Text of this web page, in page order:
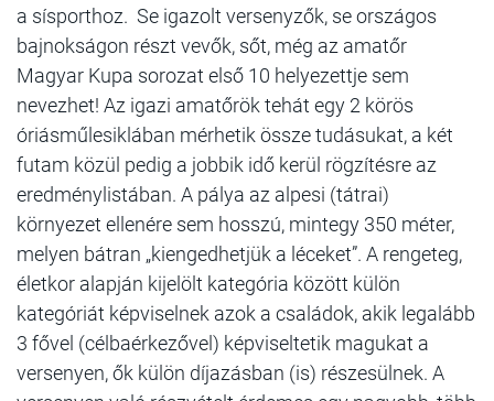
a sísporthoz. Se igazolt versenyzők, se országos
bajnokságon részt vevők, sőt, még az amatőr
Magyar Kupa sorozat első 10 helyezettje sem
nevezhet! Az igazi amatőrök tehát egy 2 körös
óriásműlesiklában mérhetik össze tudásukat, a két
futam közül pedig a jobbik idő kerül rögzítésre az
eredménylistában. A pálya az alpesi (tátrai)
környezet ellenére sem hosszú, mintegy 350 méter,
melyen bátran „kiengedhetjük a léceket”. A rengeteg,
életkor alapján kijelölt kategória között külön
kategóriát képviselnek azok a családok, akik legalább
3 fővel (célbaérkezővel) képviseltetik magukat a
versenyen, ők külön díjazásban (is) részesülnek. A